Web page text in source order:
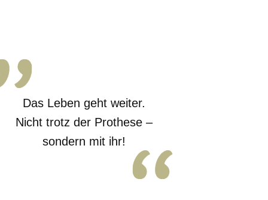
Das Leben geht weiter.
Nicht trotz der Prothese –
sondern mit ihr!